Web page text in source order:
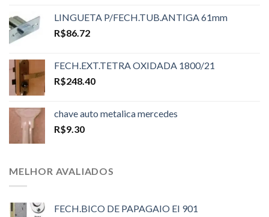
LINGUETA P/FECH.TUB.ANTIGA 61mm
R$86.72
FECH.EXT.TETRA OXIDADA 1800/21
R$248.40
chave auto metalica mercedes
R$9.30
MELHOR AVALIADOS
FECH.BICO DE PAPAGAIO EI 901